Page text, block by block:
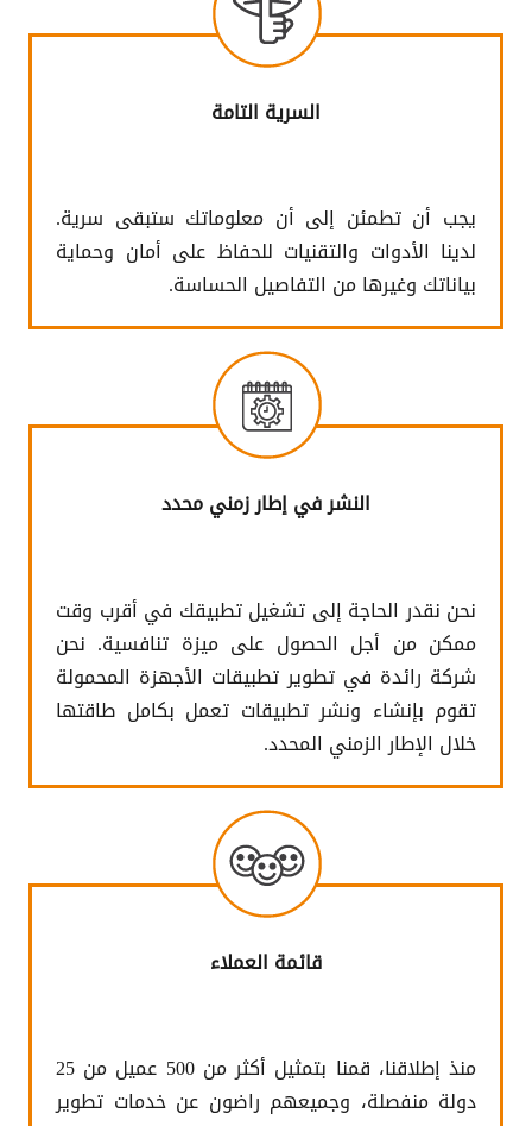
السرية التامة
يجب أن تطمئن إلى أن معلوماتك ستبقى سرية.
لدينا الأدوات والتقنيات للحفاظ على أمان وحماية
بياناتك وغيرها من التفاصيل الحساسة.
النشر في إطار زمني محدد
نحن نقدر الحاجة إلى تشغيل تطبيقك في أقرب وقت
ممكن من أجل الحصول على ميزة تنافسية. نحن
شركة رائدة في تطوير تطبيقات الأجهزة المحمولة
تقوم بإنشاء ونشر تطبيقات تعمل بكامل طاقتها
خلال الإطار الزمني المحدد.
قائمة العملاء
منذ إطلاقنا، قمنا بتمثيل أكثر من 500 عميل من 25
دولة منفصلة، وجميعهم راضون عن خدمات تطوير